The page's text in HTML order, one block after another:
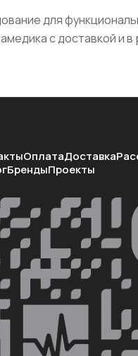
для
с доставкой и в
ОплатаДоставка
БрендыПроекты